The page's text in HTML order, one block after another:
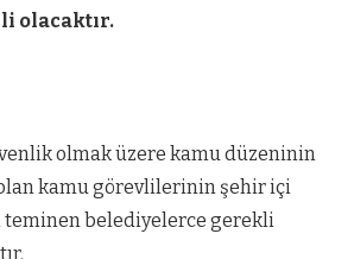
olacaktır.
olmak üzere kamu düzeninin
kamu görevlilerinin şehir içi
teminen belediyelerce gerekli